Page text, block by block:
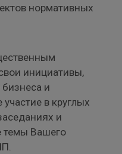
нормативных
инициативы,
бизнеса и
в круглых
и
темы Вашего